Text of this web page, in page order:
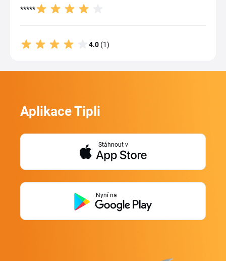
*****
4.0 (1)
Aplikace Tipli
Stáhnout v
Nyní na